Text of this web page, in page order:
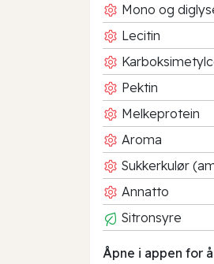
Mono og
Lecitin
Pektin
Melkeprotein
Aroma
Sukkerkulør
Annatto
Sitronsyre
Åpne i appen for